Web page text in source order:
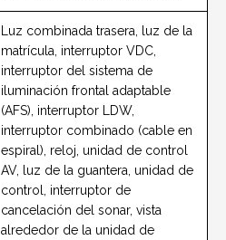
Luz combinada trasera, luz de la
matrícula, interruptor VDC,
interruptor del sistema de
iluminación frontal adaptable
(AFS), interruptor LDW,
interruptor combinado (cable en
espiral), reloj, unidad de control
AV, luz de la guantera, unidad de
control, interruptor de
cancelación del sonar, vista
alrededor de la unidad de